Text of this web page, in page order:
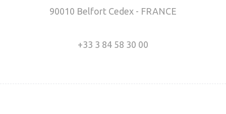
90010 Belfort Cedex - FRANCE
+33 3 84 58 30 00